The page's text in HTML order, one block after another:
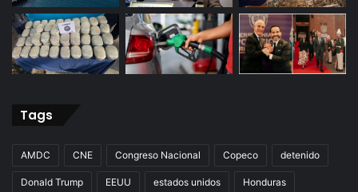
Tags
AMDC CNE Congreso Nacional Copeco detenido
Donald Trump EEUU estados unidos Honduras